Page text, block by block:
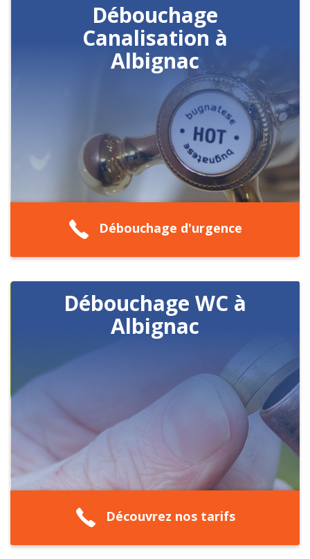
Débouchage
Canalisation à
Albignac
Débouchage d'urgence
Débouchage WC à
Albignac
Découvrez nos tarifs